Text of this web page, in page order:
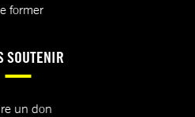
former
SOUTENIR
un don